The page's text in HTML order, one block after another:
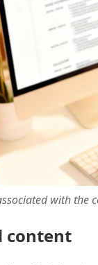
with the
content